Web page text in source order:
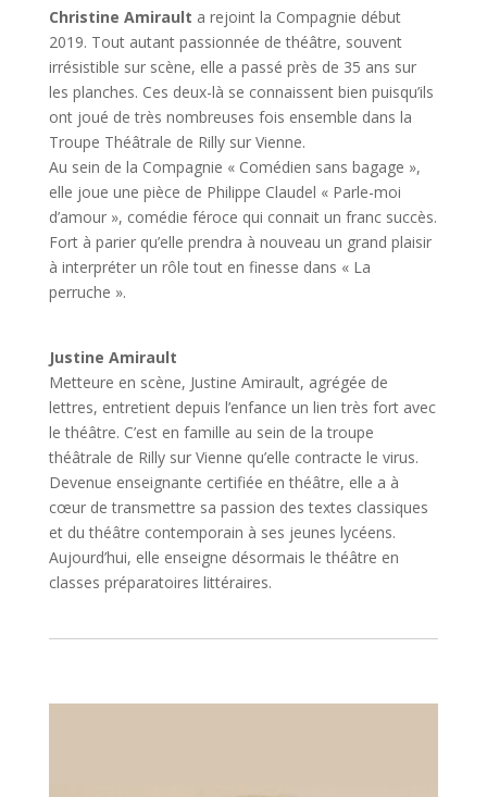
Christine Amirault a rejoint la Compagnie début
2019. Tout autant passionnée de théâtre, souvent
irrésistible sur scène, elle a passé près de 35 ans sur
les planches. Ces deux-là se connaissent bien puisqu’ils
ont joué de très nombreuses fois ensemble dans la
Troupe Théâtrale de Rilly sur Vienne.
Au sein de la Compagnie « Comédien sans bagage »,
elle joue une pièce de Philippe Claudel « Parle-moi
d’amour », comédie féroce qui connait un franc succès.
Fort à parier qu’elle prendra à nouveau un grand plaisir
à interpréter un rôle tout en finesse dans « La
perruche ».
Justine Amirault
Metteure en scène, Justine Amirault, agrégée de
lettres, entretient depuis l’enfance un lien très fort avec
le théâtre. C’est en famille au sein de la troupe
théâtrale de Rilly sur Vienne qu’elle contracte le virus.
Devenue enseignante certifiée en théâtre, elle a à
cœur de transmettre sa passion des textes classiques
et du théâtre contemporain à ses jeunes lycéens.
Aujourd’hui, elle enseigne désormais le théâtre en
classes préparatoires littéraires.